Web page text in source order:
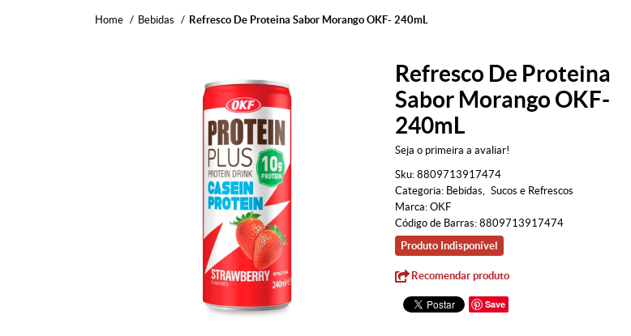
Home Bebidas Refresco De Proteina Sabor Morango OKF- 240mL
Refresco De Proteina
Sabor Morango OKF-
240mL
Seja o primeira a avaliar!
Sku: 8809713917474
Categoria: Bebidas
Sucos e Refrescos
Marca: OKF
Código de Barras: 8809713917474
Produto Indisponível
Recomendar produto
Save